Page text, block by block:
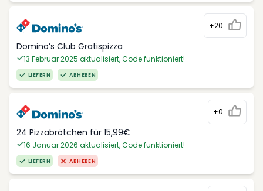
+20
Domino’s Club Gratispizza
13 Februar 2025 aktualisiert, Code funktioniert!
LIEFERN ABHEBEN
+0
24 Pizzabrötchen für 15,99€
16 Januar 2026 aktualisiert, Code funktioniert!
LIEFERN ABHEBEN